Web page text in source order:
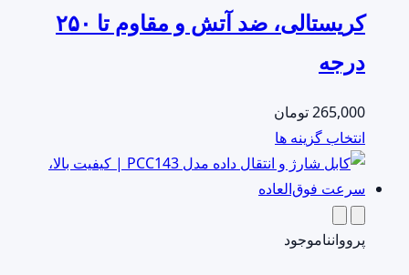
ها
در
محصول
انتخاب
کریستالی، ضد آتش و مقاوم تا ۲۵۰
درجه
265,000تومان
انتخاب گزینه ها
محصول
دارای
پرووانناموجود